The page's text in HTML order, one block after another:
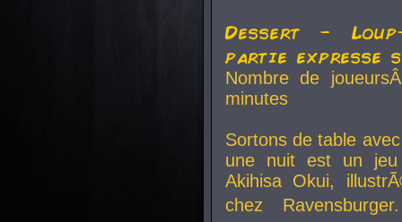
Dessert -
partie expresse
Nombre de
minutes
Sortons de table
une nuit est un
Akihisa Okui,
chez